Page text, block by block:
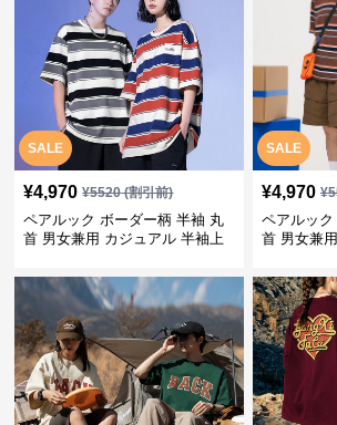
SALE
¥4,970 ¥5520(割引前)
ペアルック ボーダー柄 半袖 丸
首 男女兼用 カジュアル 半袖上
SALE
¥4,970 ¥
ペアルッ
首 男女兼